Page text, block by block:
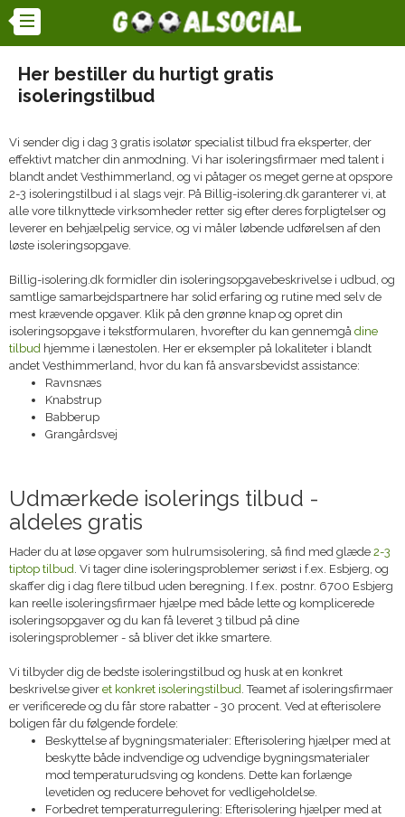
Her bestiller du hurtigt gratis
isoleringstilbud
Vi sender dig i dag 3 gratis isolatør specialist tilbud fra eksperter, der
effektivt matcher din anmodning. Vi har isoleringsfirmaer med talent i
blandt andet Vesthimmerland, og vi påtager os meget gerne at opspore
2-3 isoleringstilbud i al slags vejr. På Billig-isolering.dk garanterer vi, at
alle vore tilknyttede virksomheder retter sig efter deres forpligtelser og
leverer en behjælpelig service, og vi måler løbende udførelsen af den
løste isoleringsopgave.
Billig-isolering.dk formidler din isoleringsopgavebeskrivelse i udbud, og
samtlige samarbejdspartnere har solid erfaring og rutine med selv de
mest krævende opgaver. Klik på den grønne knap og opret din
isoleringsopgave i tekstformularen, hvorefter du kan gennemgå dine
tilbud hjemme i lænestolen. Her er eksempler på lokaliteter i blandt
andet Vesthimmerland, hvor du kan få ansvarsbevidst assistance:
Ravnsnæs
Knabstrup
Babberup
Grangårdsvej
Udmærkede isolerings tilbud -
aldeles gratis
Hader du at løse opgaver som hulrumsisolering, så find med glæde 2-3
tiptop tilbud. Vi tager dine isoleringsproblemer seriøst i f.ex. Esbjerg, og
skaffer dig i dag flere tilbud uden beregning. I f.ex. postnr. 6700 Esbjerg
kan reelle isoleringsfirmaer hjælpe med både lette og komplicerede
isoleringsopgaver og du kan få leveret 3 tilbud på dine
isoleringsproblemer - så bliver det ikke smartere.
Vi tilbyder dig de bedste isoleringstilbud og husk at en konkret
beskrivelse giver et konkret isoleringstilbud. Teamet af isoleringsfirmaer
er verificerede og du får store rabatter - 30 procent. Ved at efterisolere
boligen får du følgende fordele:
Beskyttelse af bygningsmaterialer: Efterisolering hjælper med at
beskytte både indvendige og udvendige bygningsmaterialer
mod temperaturudsving og kondens. Dette kan forlænge
levetiden og reducere behovet for vedligeholdelse.
Forbedret temperaturregulering: Efterisolering hjælper med at